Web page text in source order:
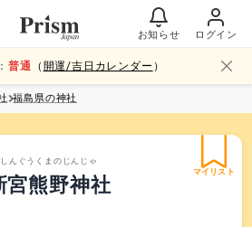
お知らせ ログイン
普通 （ 開運/吉日カレンダー ）
福島県の神社
マイリスト
しんぐうくまのじんじゃ
宮熊野神社